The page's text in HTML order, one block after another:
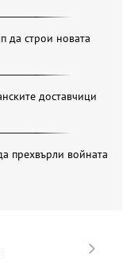
да строи новата
доставчици
прехвърли войната